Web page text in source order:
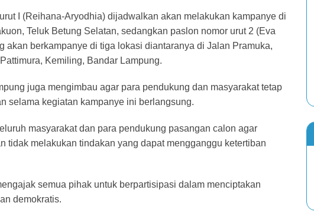
I (Reihana-Aryodhia) dijadwalkan akan melakukan kampanye di
Teluk Betung Selatan, sedangkan paslon nomor urut 2 (Eva
akan berkampanye di tiga lokasi diantaranya di Jalan Pramuka,
Kemiling, Bandar Lampung.
juga mengimbau agar para pendukung dan masyarakat tetap
selama kegiatan kampanye ini berlangsung.
masyarakat dan para pendukung pasangan calon agar
tidak melakukan tindakan yang dapat mengganggu ketertiban
semua pihak untuk berpartisipasi dalam menciptakan
demokratis.